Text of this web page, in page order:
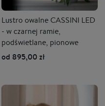
Lustro owalne CASSINI LED
- w czarnej ramie,
podświetlane, pionowe
od 895,00 zł